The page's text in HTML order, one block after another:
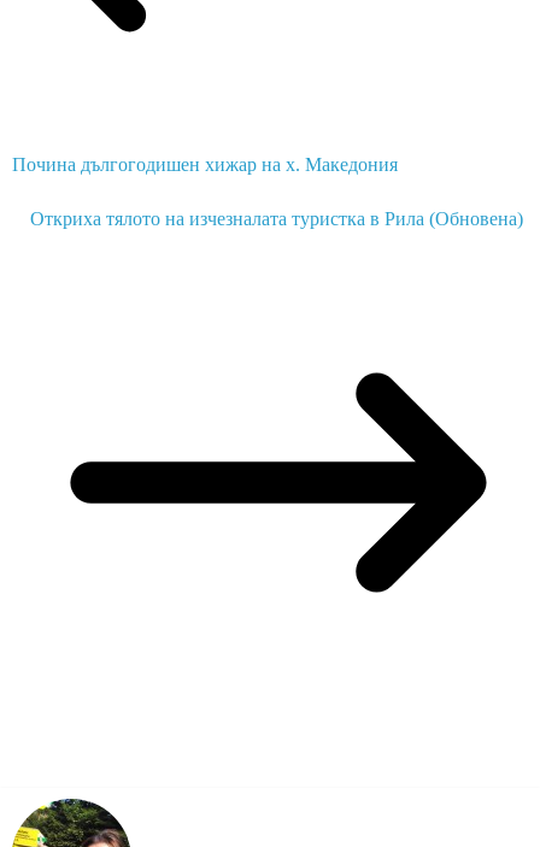
Почина дългогодишен хижар на х. Македония
Откриха тялото на изчезналата туристка в Рила (Обновена)